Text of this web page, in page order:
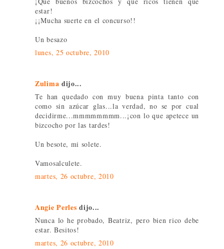
estar!
¡¡Mucha suerte en el concurso!!
Un besazo
lunes, 25 octubre, 2010
Zulima dijo...
Te han quedado con muy buena pinta tanto con
como sin azúcar glas...la verdad, no se por cual
decidirme...mmmmmmmm...¡con lo que apetece un
bizcocho por las tardes!
Un besote, mi solete.
Vamosalculete.
martes, 26 octubre, 2010
Angie Perles dijo...
Nunca lo he probado, Beatriz, pero bien rico debe
estar. Besitos!
martes, 26 octubre, 2010